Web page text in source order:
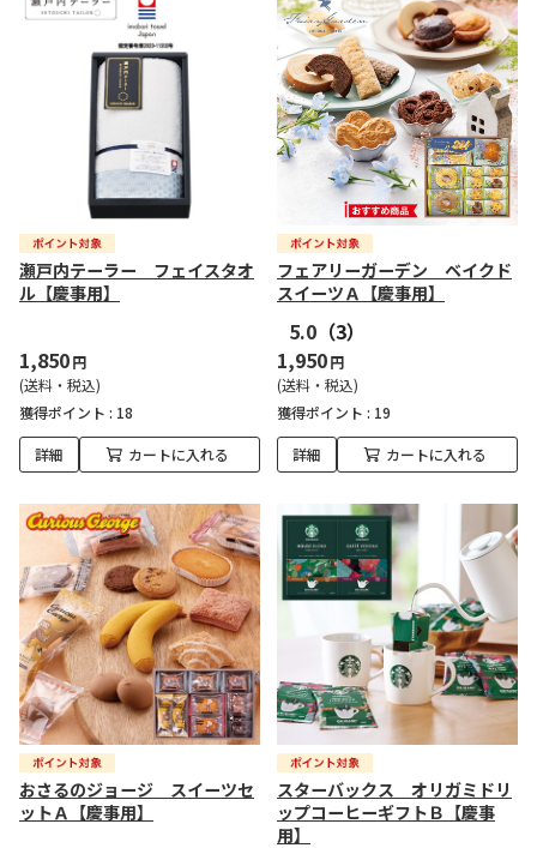
瀬戸内テーラー フェイスタオ
ル【慶事用】
1,850円
(送料・税込)
獲得ポイント : 18
詳細 カートに入れる
フェアリーガーデン ベイクド
スイーツＡ【慶事用】
5.0 （3）
1,950円
(送料・税込)
獲得ポイント : 19
詳細 カートに入れる
おさるのジョージ スイーツセ
ットＡ【慶事用】
スターバックス オリガミドリ
ップコーヒーギフトＢ【慶事
用】